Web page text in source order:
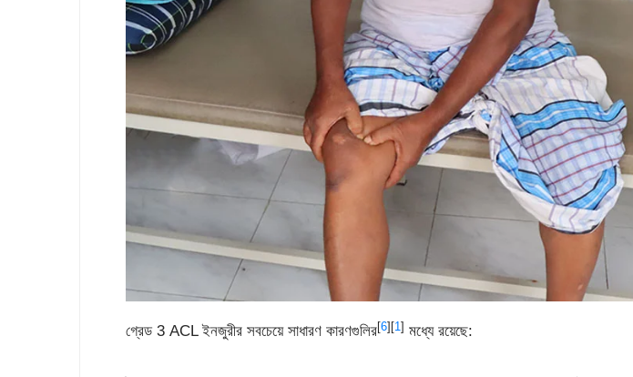
গ্রেড 3 ACL ইনজুরীর সবচেয়ে সাধারণ কারণগুলির[6][1 ] মধ্যে রয়েছে: